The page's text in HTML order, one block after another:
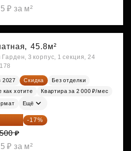
₽ за м²
45.8м²
3 корпус, 1 секция, 24
2027 Скидка
Без отделки
как хотите
Квартира за 2 000 ₽/мес
Ещё
105 ₽ -17%
₽
₽ за м²